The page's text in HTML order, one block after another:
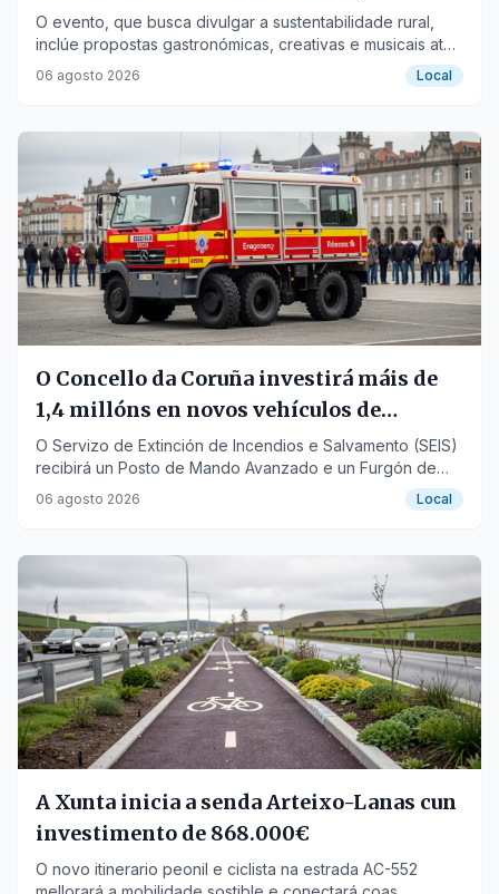
O evento, que busca divulgar a sustentabilidade rural,
inclúe propostas gastronómicas, creativas e musicais ata
o 12 de agosto no Portiño.
06 agosto 2026 Local
O Concello da Coruña investirá máis de
1,4 millóns en novos vehículos de
emerxencia
O Servizo de Extinción de Incendios e Salvamento (SEIS)
recibirá un Posto de Mando Avanzado e un Furgón de
Salvamentos Varios totalmente equipados.
06 agosto 2026 Local
A Xunta inicia a senda Arteixo-Lanas cun
investimento de 868.000€
O novo itinerario peonil e ciclista na estrada AC-552